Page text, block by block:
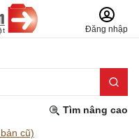
Đăng nhập
Tìm nâng cao
cũ)